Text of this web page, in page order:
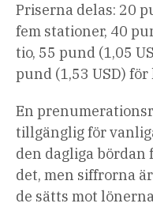
Priserna delas: 20
fem stationer, 40
tio, 55 pund (1,05
pund (1,53 USD)
En
tillgänglig för
den dagliga bördan
det, men siffrorna
de sätts mot